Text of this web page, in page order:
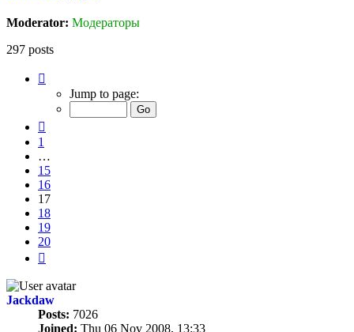
Moderator: Модераторы
297 posts
17
Jump to page:
1
…
15
16
17
18
19
20
Jackdaw
Posts: 7026
Joined: Thu 06 Nov 2008, 13:33